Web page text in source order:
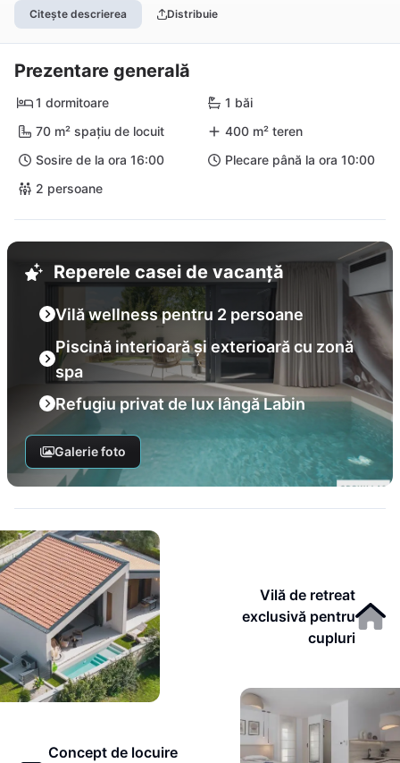
Citește descrierea Distribuie
Prezentare generală
1 dormitoare
1 băi
70 m² spațiu de locuit
400 m² teren
Sosire de la ora 16:00
Plecare până la ora 10:00
2 persoane
Reperele casei de vacanță
Vilă wellness pentru 2 persoane
Piscină interioară și exterioară cu zonă
spa
Refugiu privat de lux lângă Labin
Galerie foto
Vilă de retreat
exclusivă pentru
cupluri
Concept de locuire